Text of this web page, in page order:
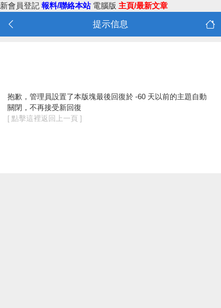
新會員登記 報料/聯絡本站 電腦版 主頁/最新文章
提示信息
抱歉，管理員設置了本版塊最後回復於 -60 天以前的主題自動
關閉，不再接受新回復
[ 點擊這裡返回上一頁 ]